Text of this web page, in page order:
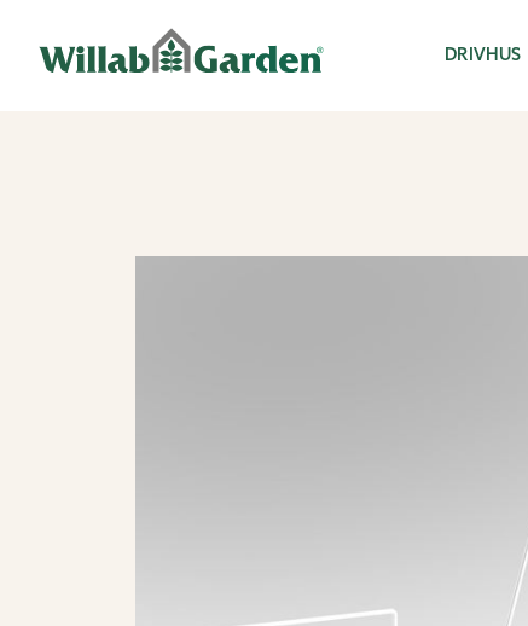
DRIVHUS